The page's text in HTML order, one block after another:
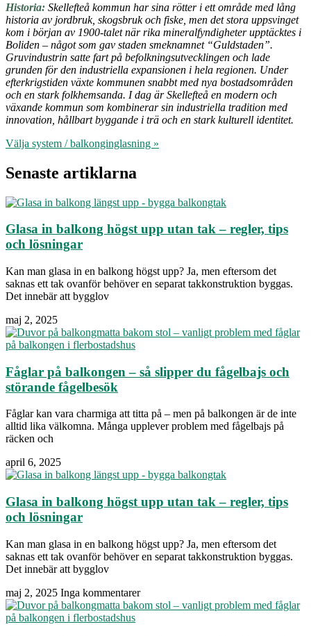
Historia: Skellefteå kommun har sina rötter i ett område med lång
historia av jordbruk, skogsbruk och fiske, men det stora uppsvinget
kom i början av 1900-talet när rika mineralfyndigheter upptäcktes i
Boliden – något som gav staden smeknamnet “Guldstaden”.
Gruvindustrin satte fart på befolkningsutvecklingen och lade
grunden för den industriella expansionen i hela regionen. Under
efterkrigstiden växte kommunen snabbt med nya bostadsområden
och en stark folkhemsanda. I dag är Skellefteå en modern och
växande kommun som kombinerar sin industriella tradition med
innovation, hållbart byggande i trä och en stark kulturell identitet.
Välja system / balkonginglasning »
Senaste artiklarna
Glasa in balkong högst upp utan tak – regler, tips
och lösningar
Kan man glasa in en balkong högst upp? Ja, men eftersom det
saknas ett tak ovanför behöver en separat takkonstruktion byggas.
Det innebär att bygglov
maj 2, 2025
Fåglar på balkongen – så slipper du fågelbajs och
störande fågelbesök
Fåglar kan vara charmiga att titta på – men på balkongen är de inte
alltid lika välkomna. Många upplever problem med fågelbajs på
räcken och
april 6, 2025
Glasa in balkong högst upp utan tak – regler, tips
och lösningar
Kan man glasa in en balkong högst upp? Ja, men eftersom det
saknas ett tak ovanför behöver en separat takkonstruktion byggas.
Det innebär att bygglov
maj 2, 2025 Inga kommentarer